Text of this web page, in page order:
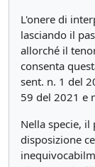
L'onere di
lasciando il
allorché il
consenta
sent. n. 1 del
59 del 2021 e
Nella specie,
disposizione